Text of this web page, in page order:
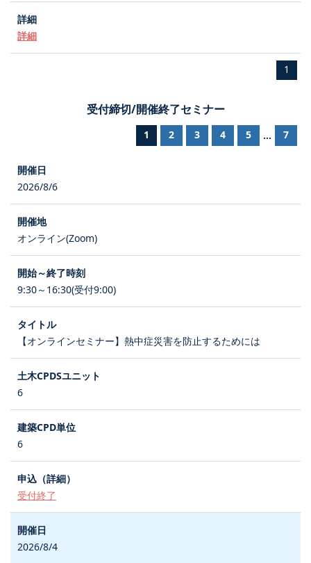
詳細
1
受付締切/開催終了セミナー
1 2 3 4 5 ... 7
2026/8/6
オンライン(Zoom)
9:30～16:30(受付9:00)
【オンラインセミナー】熱中症災害を防止するためには
6
6
受付終了
2026/8/4